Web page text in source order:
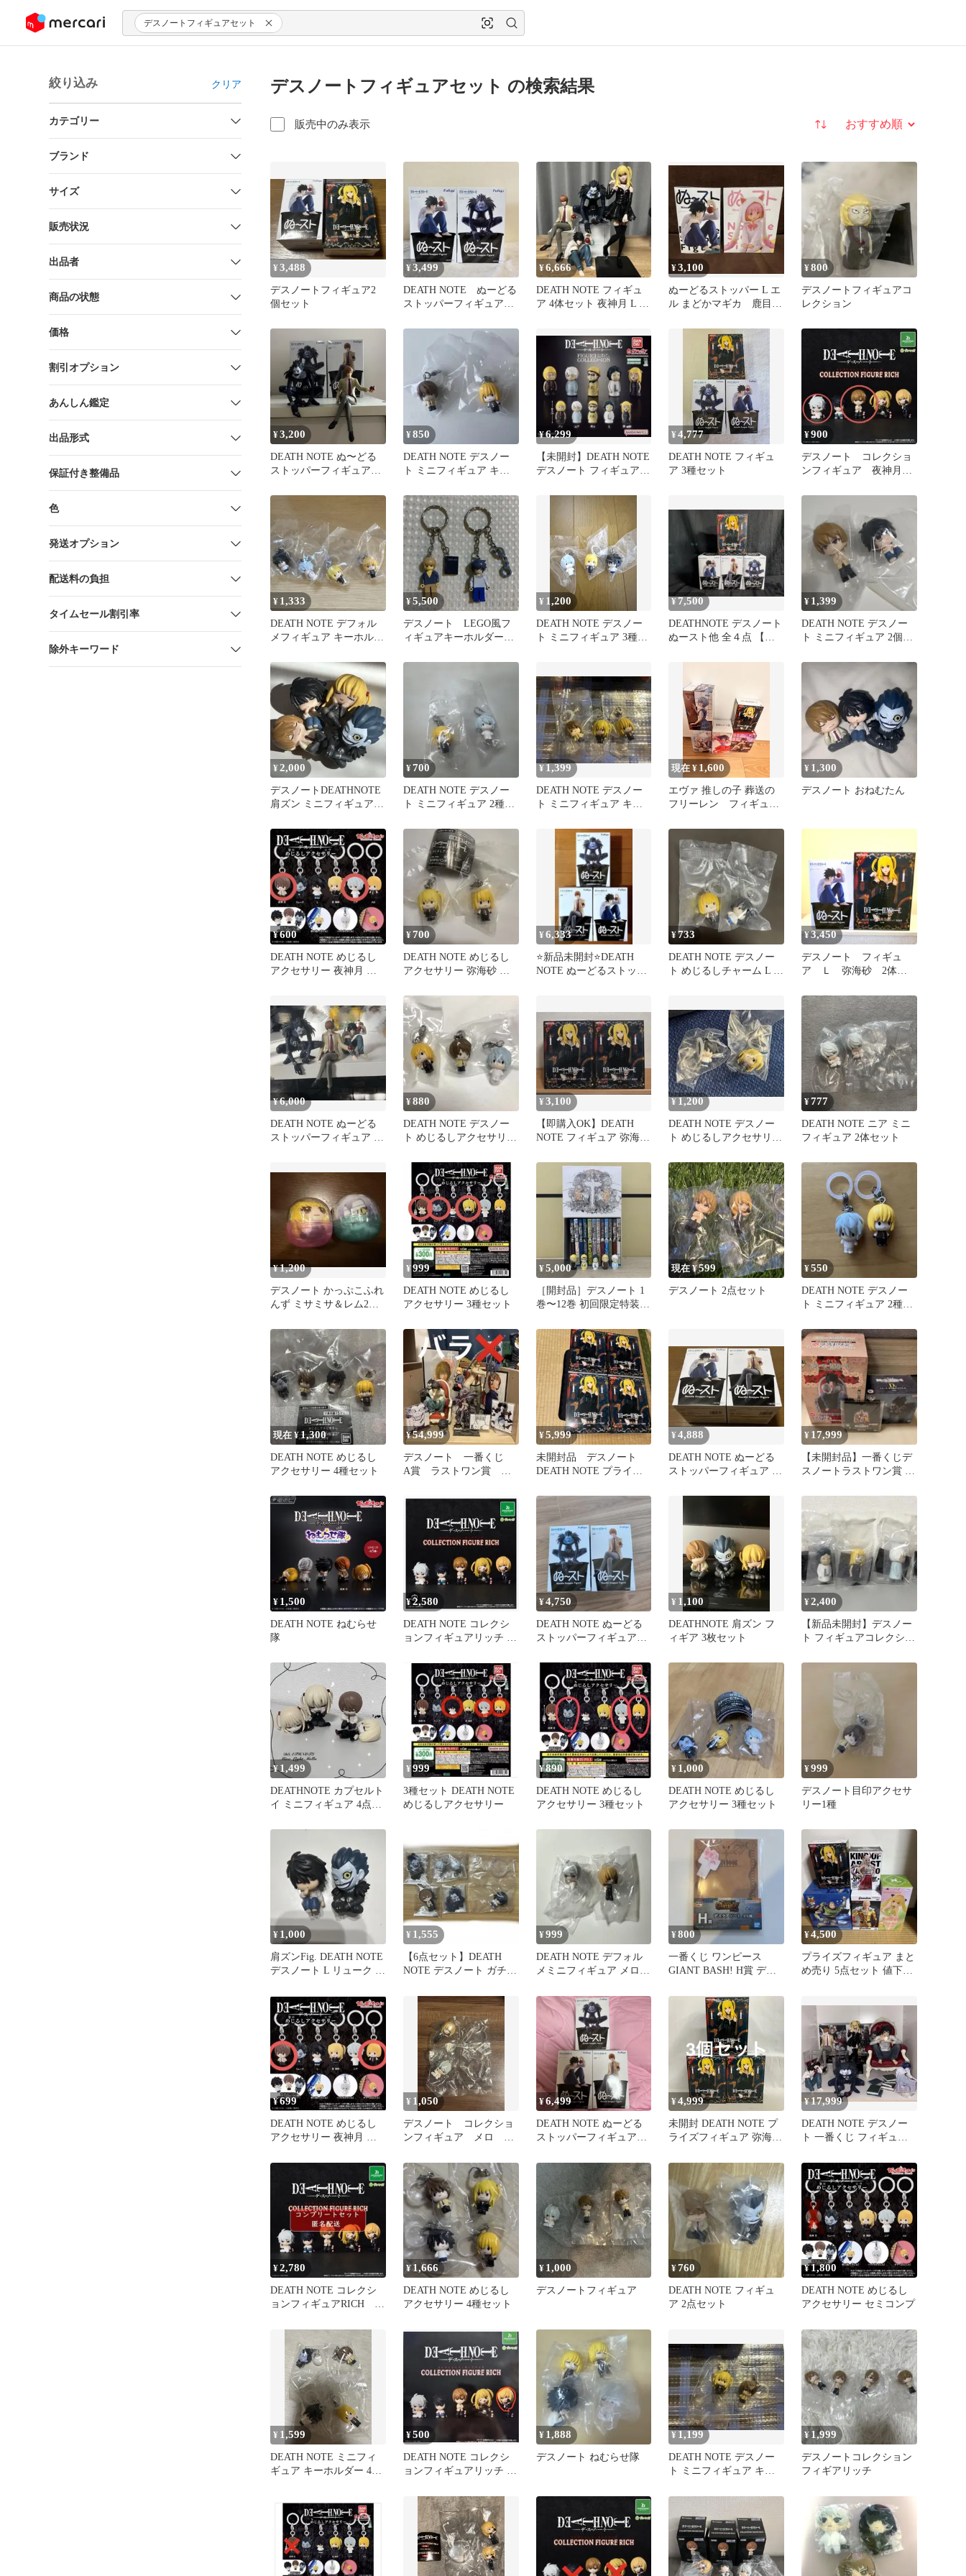
ツにスキップ デスノートフィギュアセット
絞り込み クリア
カテゴリー
ブランド
サイズ
販売状況
出品者
商品の状態
価格
割引オプション
あんしん鑑定
出品形式
保証付き整備品
色
発送オプション
配送料の負担
タイムセール割引率
除外キーワード
デスノートフィギュアセット の検索結果
販売中のみ表示 並び替え
¥3,488
デスノートフィギュア2
個セット
¥3,499
DEATH NOTE ぬーどる
ストッパーフィギュア
¥6,666
DEATH NOTE フィギュ
ア 4体セット 夜神月 L リ
¥3,100
ぬーどるストッパー L エ
ル まどかマギカ 鹿目ま
¥800
デスノートフィギュアコ
レクション
¥3,200
DEATH NOTE ぬ〜どる
ストッパーフィギュア
月
¥850
DEATH NOTE デスノー
ト ミニフィギュア キー
¥6,299
【未開封】DEATH NOTE
デスノート フィギュアコ
¥4,777
DEATH NOTE フィギュ
ア 3種セット
¥900
デスノート コレクショ
ンフィギュア 夜神月
¥ 1,333
DEATH NOTE デフォル
メフィギュア キーホルダ
¥5,500
デスノート LEGO風フ
ィギュアキーホルダー
¥ 1,200
DEATH NOTE デスノー
ト ミニフィギュア 3種セ
¥ 7,500
DEATHNOTE デスノート
ぬースト他 全４点 【新
¥ 1,399
DEATH NOTE デスノー
ト ミニフィギュア 2個セ
¥2,000
デスノートDEATHNOTE
肩ズン ミニフィギュア
¥700
DEATH NOTE デスノー
ト ミニフィギュア 2種セ
¥ 1,399
DEATH NOTE デスノー
ト ミニフィギュア キー
現在 ¥ 1,600
エヴァ 推しの子 葬送の
フリーレン フィギュア
トラブル
¥ 1,300
デスノート おねむたん
¥600
DEATH NOTE めじるし
アクセサリー 夜神月 ニ
¥700
DEATH NOTE めじるし
アクセサリー 弥海砂 メ
¥6,333
⭐️新品未開封⭐️DEATH
NOTE ぬーどるストッパ
¥733
DEATH NOTE デスノー
ト めじるしチャーム L メ
¥3,450
デスノート フィギュ
ア Ｌ 弥海砂 2体セ
¥6,000
DEATH NOTE ぬーどる
ストッパーフィギュア 3
¥880
DEATH NOTE デスノー
ト めじるしアクセサリー
¥3,100
【即購入OK】DEATH
NOTE フィギュア 弥海砂
¥ 1,200
DEATH NOTE デスノー
ト めじるしアクセサリー
¥777
DEATH NOTE ニア ミニ
フィギュア 2体セット
¥1,200
デスノート かっぷこふれ
んず ミサミサ＆レム2点
¥ 999
DEATH NOTE めじるし
アクセサリー 3種セット
¥5,000
［開封品］デスノート 1
巻〜12巻 初回限定特装版
現在 ¥599
デスノート 2点セット
¥550
DEATH NOTE デスノー
ト ミニフィギュア 2種セ
現在 ¥1,300
DEATH NOTE めじるし
アクセサリー 4種セット
¥54,999
デスノート 一番くじ
A賞 ラストワン賞 お
¥5,999
未開封品 デスノート
DEATH NOTE プライズ
セット
¥4,888
DEATH NOTE ぬーどる
ストッパーフィギュア L
¥ 17,999
【未開封品】一番くじデ
スノートラストワン賞 D
ネットセット
¥ 1,500
DEATH NOTE ねむらせ
隊
¥2,580
DEATH NOTE コレクシ
ョンフィギュアリッチ 全
¥4,750
DEATH NOTE ぬーどる
ストッパーフィギュア
¥ 1,100
DEATHNOTE 肩ズン フ
ィギア 3枚セット
¥2,400
【新品未開封】デスノー
ト フィギュアコレクショ
L
¥ 1,499
DEATHNOTE カプセルト
イ ミニフィギュア 4点セ
¥ 999
3種セット DEATH NOTE
めじるしアクセサリー
¥890
DEATH NOTE めじるし
アクセサリー 3種セット
¥ 1,000
DEATH NOTE めじるし
アクセサリー 3種セット
¥999
デスノート目印アクセサ
リー1種
¥ 1,000
肩ズンFig. DEATH NOTE
デスノート L リューク 2
¥ 1,555
【6点セット】DEATH
NOTE デスノート ガチャ
¥999
DEATH NOTE デフォル
メミニフィギュア メロ
¥800
一番くじ ワンピース
GIANT BASH! H賞 デス
¥4,500
プライズフィギュア まと
め売り 5点セット 値下げ
¥699
DEATH NOTE めじるし
アクセサリー 夜神月 メ
¥ 1,050
デスノート コレクショ
ンフィギュア メロ ニ
¥6,499
DEATH NOTE ぬーどる
ストッパーフィギュア夜
ト
¥4,999
未開封 DEATH NOTE プ
ライズフィギュア 弥海砂
SF8322 c107
¥17,999
DEATH NOTE デスノー
ト 一番くじ フィギュア
¥2,780
DEATH NOTE コレクシ
ョンフィギュアRICH 全
¥1,666
DEATH NOTE めじるし
アクセサリー 4種セット
¥ 1,000
デスノートフィギュア
¥760
DEATH NOTE フィギュ
ア 2点セット
¥1,800
DEATH NOTE めじるし
アクセサリー セミコンプ
¥ 1,599
DEATH NOTE ミニフィ
ギュア キーホルダー 4種
¥500
DEATH NOTE コレクシ
ョンフィギュアリッチ メ
¥ 1,888
デスノート ねむらせ隊
¥ 1,199
DEATH NOTE デスノー
ト ミニフィギュア キー
¥ 1,999
デスノートコレクション
フィギアリッチ